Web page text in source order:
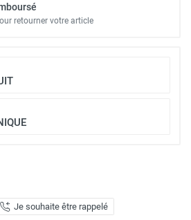
Je souhaite être rappelé
retourner votre article